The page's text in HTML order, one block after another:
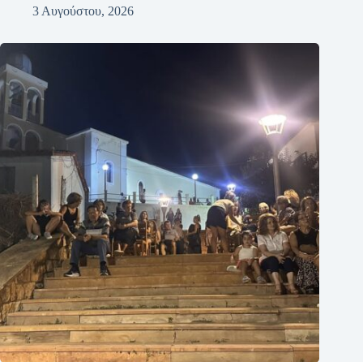
3 Αυγούστου, 2026